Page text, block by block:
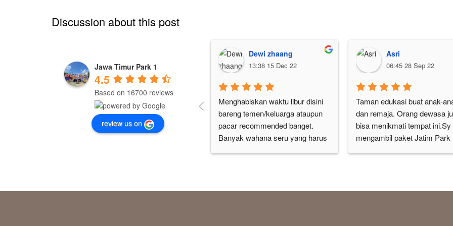
Discussion about this post
Jawa Timur Park 1
4.5
Based on 16700 reviews
review us on
Dewi zhaang
13:38 15 Dec 22
Menghabiskan waktu libur disini
bareng temen/keluarga ataupun
pacar recommended banget.
Banyak wahana seru yang harus
Asri
06:45 28 Sep 22
Taman edukasi buat anak-
dan remaja. Orang dewasa
bisa menikmati tempat ini.Sy
mengambil paket Jatim Park